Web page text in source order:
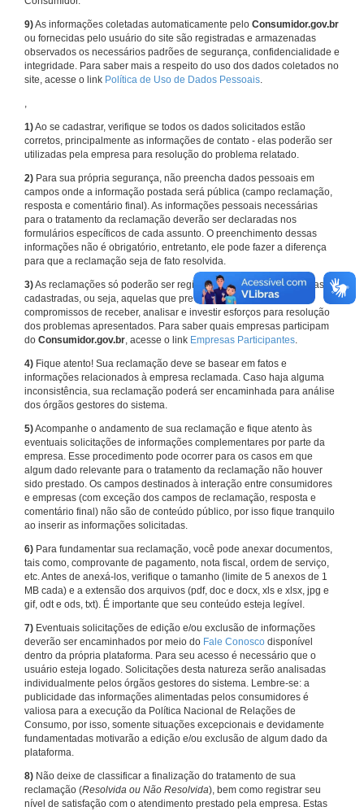
9)As informações coletadas automaticamente pelo Consumidor.gov.br
ou fornecidas pelo usuário do site são registradas e armazenadas
observados os necessários padrões de segurança, confidencialidade e
integridade. Para saber mais a respeito do uso dos dados coletados no
site, acesse o link Política de Uso de Dados Pessoais.
,
1)Ao se cadastrar, verifique se todos os dados solicitados estão
corretos, principalmente as informações de contato - elas poderão ser
utilizadas pela empresa para resolução do problema relatado.
2) Para sua própria segurança, não preencha dados pessoais em
campos onde a informação postada será pública (campo reclamação,
resposta e comentário final). As informações pessoais necessárias
para o tratamento da reclamação deverão ser declaradas nos
formulários específicos de cada assunto. O preenchimento dessas
informações não é obrigatório, entretanto, ele pode fazer a diferença
para que a reclamação seja de fato resolvida.
3)As reclamações só poderão ser registradas em face de empresas
cadastradas, ou seja, aquelas que previamente assumiram
compromissos de receber, analisar e investir esforços para resolução
dos problemas apresentados. Para saber quais empresas participam
do Consumidor.gov.br, acesse o link Empresas Participantes.
4) Fique atento! Sua reclamação deve se basear em fatos e
informações relacionados à empresa reclamada. Caso haja alguma
inconsistência, sua reclamação poderá ser encaminhada para análise
dos órgãos gestores do sistema.
5)Acompanhe o andamento de sua reclamação e fique atento às
eventuais solicitações de informações complementares por parte da
empresa. Esse procedimento pode ocorrer para os casos em que
algum dado relevante para o tratamento da reclamação não houver
sido prestado. Os campos destinados à interação entre consumidores
e empresas (com exceção dos campos de reclamação, resposta e
comentário final) não são de conteúdo público, por isso fique tranquilo
ao inserir as informações solicitadas.
6) Para fundamentar sua reclamação, você pode anexar documentos,
tais como, comprovante de pagamento, nota fiscal, ordem de serviço,
etc. Antes de anexá-los, verifique o tamanho (limite de 5 anexos de 1
MB cada) e a extensão dos arquivos (pdf, doc e docx, xls e xlsx, jpg e
gif, odt e ods, txt). É importante que seu conteúdo esteja legível.
7) Eventuais solicitações de edição e/ou exclusão de informações
deverão ser encaminhados por meio do Fale Conosco disponível
dentro da própria plataforma. Para seu acesso é necessário que o
usuário esteja logado. Solicitações desta natureza serão analisadas
individualmente pelos órgãos gestores do sistema. Lembre-se: a
publicidade das informações alimentadas pelos consumidores é
valiosa para a execução da Política Nacional de Relações de
Consumo, por isso, somente situações excepcionais e devidamente
fundamentadas motivarão a edição e/ou exclusão de algum dado da
plataforma.
8) Não deixe de classificar a finalização do tratamento de sua
reclamação (Resolvida ou Não Resolvida), bem como registrar seu
nível de satisfação com o atendimento prestado pela empresa. Estas